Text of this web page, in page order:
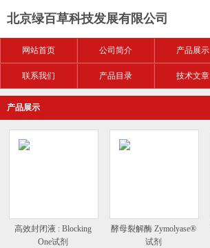
北京绿百草科技发展有限公司
网站首页 公司简介 产品展示
联系我们 产品目录 技术文章
产品展示
高效封闭液 : Blocking
One试剂
酵母裂解酶 Zymolyase®
试剂